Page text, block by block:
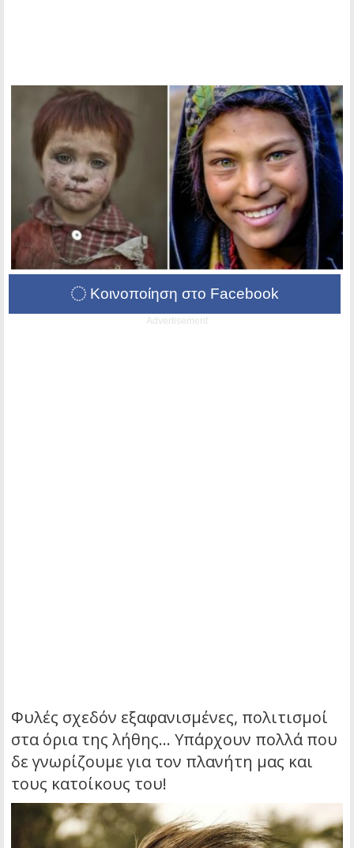
Κοινοποίηση στο Facebook
Advertisement
Φυλές σχεδόν εξαφανισμένες, πολιτισμοί
στα όρια της λήθης… Υπάρχουν πολλά που
δε γνωρίζουμε για τον πλανήτη μας και
τους κατοίκους του!